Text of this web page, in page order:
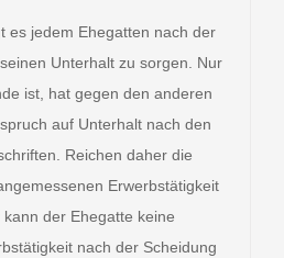
es jedem Ehegatten nach der
Unterhalt zu sorgen. Nur
ist, hat gegen den anderen
auf Unterhalt nach den
Reichen daher die
Erwerbstätigkeit
der Ehegatte keine
nach der Scheidung